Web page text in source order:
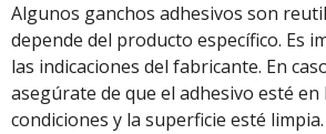
Algunos ganchos adhesivos son
depende del producto específico. Es
las indicaciones del fabricante. En
asegúrate de que el adhesivo esté en
condiciones y la superficie esté limpia.